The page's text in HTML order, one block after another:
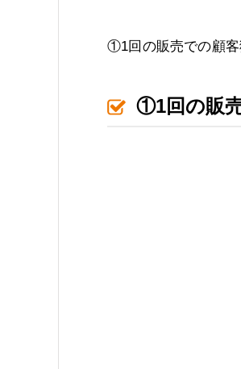
①1回の販売での顧
①1回の販